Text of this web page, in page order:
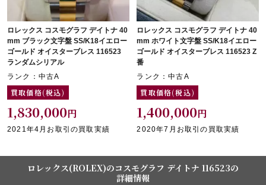
ロレックス コスモグラフ デイトナ 40
mm ブラック文字盤 SS/K18イエロー
ゴールド オイスターブレス 116523
ランダムシリアル
ランク：中古A
買取価格(税込)
1,830,000円
2021年4月お取引の買取実績
ロレックス コスモグラフ デイトナ 40
mm ホワイト文字盤 SS/K18イエロー
ゴールド オイスターブレス 116523 Z
番
ランク：中古A
買取価格(税込)
1,400,000円
2020年7月お取引の買取実績
ロレックス(ROLEX)のコスモグラフ デイトナ 116523の
詳細情報